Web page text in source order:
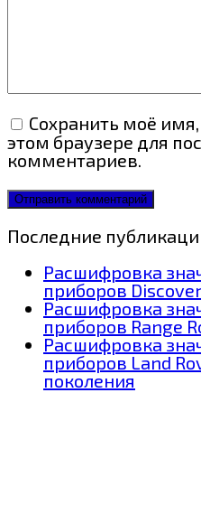
Сохранить моё
этом браузере для
комментариев.
Последние
Расшифровка
приборов
Расшифровка
приборов Range
Расшифровка
приборов Land
поколения